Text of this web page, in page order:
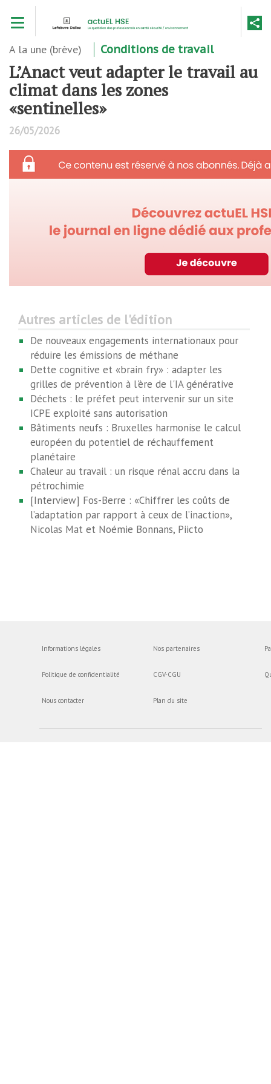
contenu
A la une (brève) Conditions de travail
L’Anact veut adapter le travail au
climat dans les zones
«sentinelles»
26/05/2026
Autres articles de l'édition
De nouveaux engagements internationaux pour
réduire les émissions de méthane
Dette cognitive et «brain fry» : adapter les
grilles de prévention à l'ère de l'IA générative
Déchets : le préfet peut intervenir sur un site
ICPE exploité sans autorisation
Bâtiments neufs : Bruxelles harmonise le calcul
européen du potentiel de réchauffement
planétaire
Chaleur au travail : un risque rénal accru dans la
pétrochimie
[Interview] Fos-Berre : «Chiffrer les coûts de
l’adaptation par rapport à ceux de l’inaction»,
Nicolas Mat et Noémie Bonnans, Piicto
Informations légales
Politique de confidentialité
Nous contacter
Nos partenaires
CGV-CGU
Plan du site